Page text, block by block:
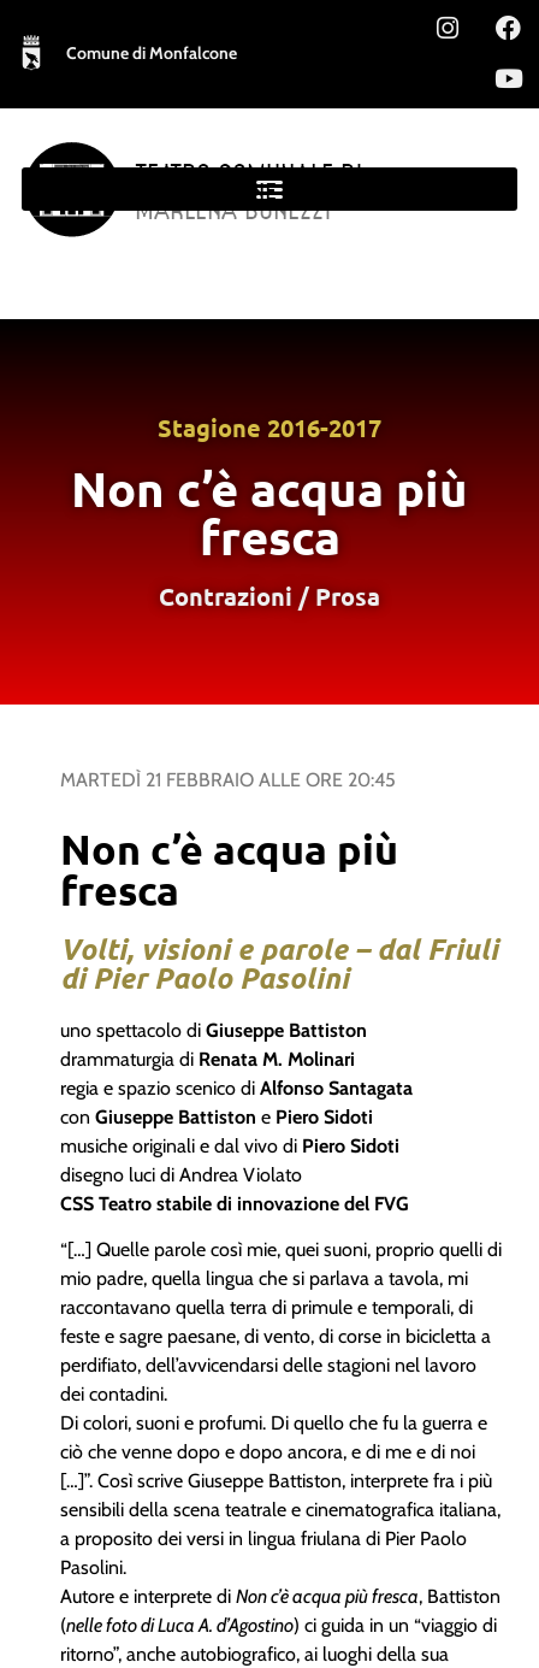
Comune di Monfalcone
TEATRO COMUNALE DI
MONFALCONE
MARLENA BONEZZI
Stagione 2016-2017
Non c’è acqua più
fresca
Contrazioni / Prosa
MARTEDÌ 21 FEBBRAIO ALLE ORE 20:45
Non c’è acqua più
fresca
Volti, visioni e parole – dal Friuli
di Pier Paolo Pasolini
uno spettacolo di Giuseppe Battiston
drammaturgia di Renata M. Molinari
regia e spazio scenico di Alfonso Santagata
con Giuseppe Battiston e Piero Sidoti
musiche originali e dal vivo di Piero Sidoti
disegno luci di Andrea Violato
CSS Teatro stabile di innovazione del FVG
“[…] Quelle parole così mie, quei suoni, proprio quelli di
mio padre, quella lingua che si parlava a tavola, mi
raccontavano quella terra di primule e temporali, di
feste e sagre paesane, di vento, di corse in bicicletta a
perdifiato, dell’avvicendarsi delle stagioni nel lavoro
dei contadini.
Di colori, suoni e profumi. Di quello che fu la guerra e
ciò che venne dopo e dopo ancora, e di me e di noi
[…]”. Così scrive Giuseppe Battiston, interprete fra i più
sensibili della scena teatrale e cinematografica italiana,
a proposito dei versi in lingua friulana di Pier Paolo
Pasolini.
Autore e interprete di Non c’è acqua più fresca, Battiston
(nelle foto di Luca A. d’Agostino) ci guida in un “viaggio di
ritorno”, anche autobiografico, ai luoghi della sua